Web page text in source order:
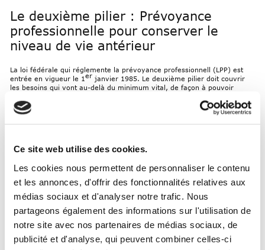
Ce site web utilise des cookies.
Les cookies nous permettent de personnaliser le contenu
et les annonces, d'offrir des fonctionnalités relatives aux
médias sociaux et d'analyser notre trafic. Nous
partageons également des informations sur l'utilisation de
notre site avec nos partenaires de médias sociaux, de
publicité et d'analyse, qui peuvent combiner celles-ci
Le deuxième pilier : Prévoyance
professionnelle pour conserver le
niveau de vie antérieur
La loi fédérale qui réglemente la prévoyance professionnell (LPP) est
entrée en vigueur le 1er janvier 1985. Le deuxième pilier doit couvrir
les besoins qui vont au-delà du minimum vital, de façon à pouvoir
Chaque employeur est tenu d’assurer son personnel auprès d’une
institution de prévoyance. Par analogie à l’AVS/AI, l’employeur doit
dépasse CHF 22 680.– (seuil d’entrée) est assuré à titre obligatoire dans
les personnes indépendantes peuvent s’affilier à la prévoyance
lucrative ne le peuvent pas.
Le personnel enseignant du canton de Berne disposait d’une
prévoyance professionnelle dès 1818. À l’époque, la « Caisse des
maîtres d’école du canton de Berne » avait été créée en tant que caisse
facultative d’aide et d’urgence. Elle était le prédécesseur de la CACEB.
Pour de plus amples informations :